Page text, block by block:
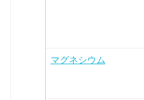
マグネシウム